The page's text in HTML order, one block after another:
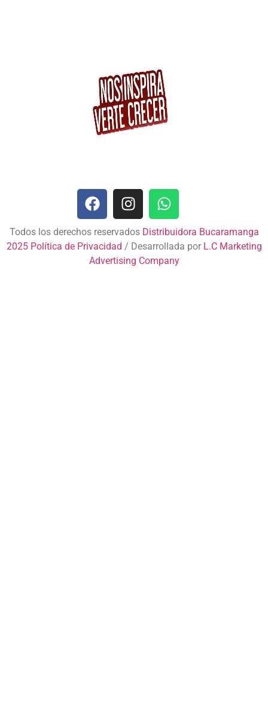
Todos los derechos reservados Distribuidora Bucaramanga
2025Política de Privacidad / Desarrollada porL.C Marketing
Advertising Company